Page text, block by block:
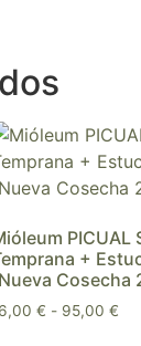
PICUAL
+
Cosecha
€ - 95,00 €